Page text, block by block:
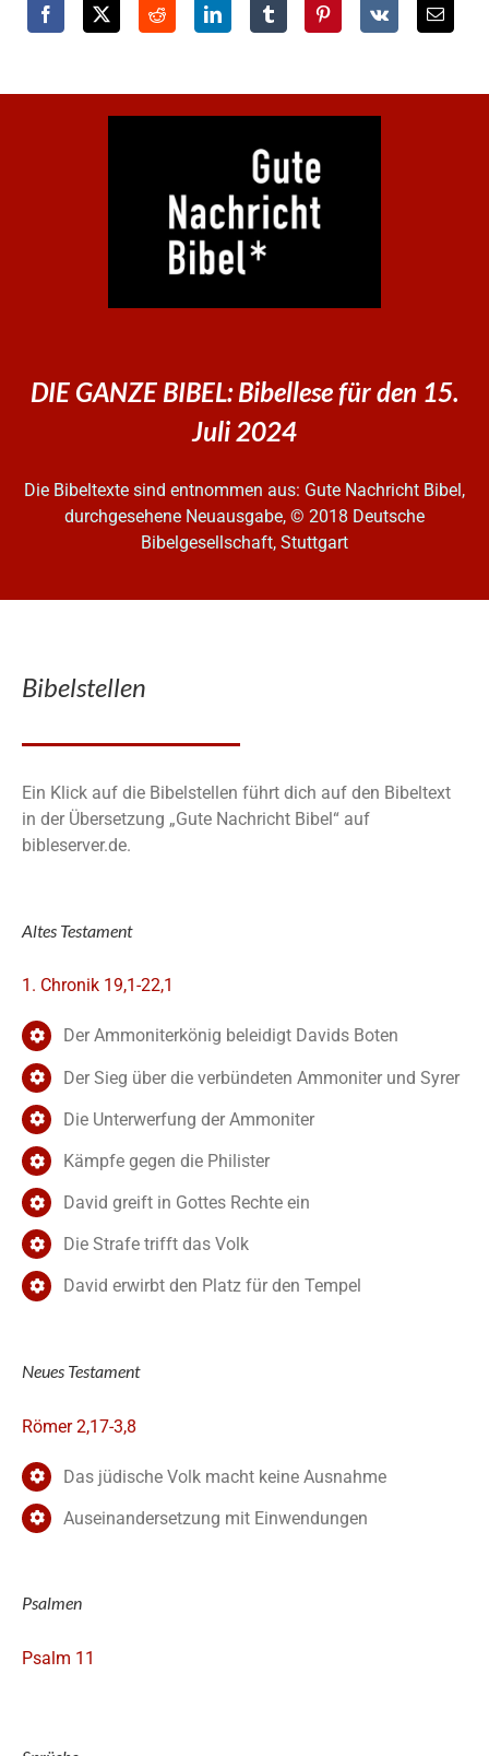
DIE GANZE BIBEL: Bibellese für den 15.
Juli 2024
Die Bibeltexte sind entnommen aus: Gute Nachricht Bibel,
durchgesehene Neuausgabe, © 2018 Deutsche
Bibelgesellschaft, Stuttgart
Bibelstellen
Ein Klick auf die Bibelstellen führt dich auf den Bibeltext
in der Übersetzung „Gute Nachricht Bibel“ auf
bibleserver.de.
Altes Testament
1. Chronik 19,1-22,1
Der Ammoniterkönig beleidigt Davids Boten
Der Sieg über die verbündeten Ammoniter und Syrer
Die Unterwerfung der Ammoniter
Kämpfe gegen die Philister
David greift in Gottes Rechte ein
Die Strafe trifft das Volk
David erwirbt den Platz für den Tempel
Neues Testament
Römer 2,17-3,8
Das jüdische Volk macht keine Ausnahme
Auseinandersetzung mit Einwendungen
Psalmen
Psalm 11